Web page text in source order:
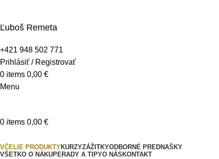
Ľuboš Remeta
+421 948 502 771
Prihlásiť / Registrovať
0 items 0,00 €
Menu
0 items 0,00 €
VČELIE PRODUKTYKURZYZÁŽITKYODBORNÉ PREDNAŠKY
VŠETKO O NÁKUPE RADY A TIPYO NÁS KONTAKT